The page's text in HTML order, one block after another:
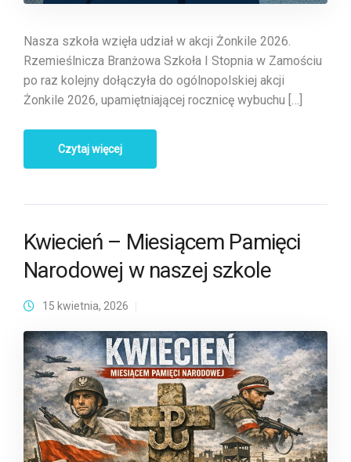
Nasza szkoła wzięła udział w akcji Żonkile 2026.
Rzemieślnicza Branżowa Szkoła I Stopnia w Zamościu
po raz kolejny dołączyła do ogólnopolskiej akcji
Żonkile 2026, upamiętniającej rocznicę wybuchu […]
Czytaj więcej
Kwiecień – Miesiącem Pamięci
Narodowej w naszej szkole
15 kwietnia, 2026